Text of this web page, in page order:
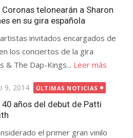
Coronas telonearán a Sharon
en su gira española
invitados encargados de
los conciertos de la gira
& The Dap-Kings... Leer más
9, 2014 ÚLTIMAS NOTICIAS
40 años del debut de Patti
el primer gran vinilo